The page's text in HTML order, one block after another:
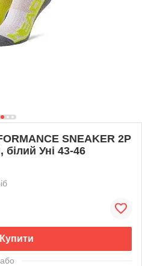
SNEAKER 2P
білий Уні 43-46
Купити
або